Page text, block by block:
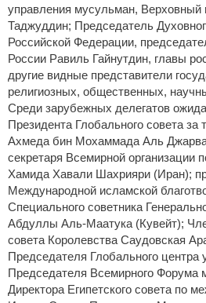
управления мусульман, Верховный
Таджуддин; Председатель
Российской Федерации,
России Равиль Гайнутдин, главы
другие видные представители
религиозных, общественных,
Среди зарубежных делегатов
Президента Глобального совета за
Ахмеда бин Мохаммада Аль
секретаря Всемирной организации
Хамида Хавали Шахрияри (Иран);
Международной исламской
Специального советника
Абдуллы Аль-Маатука (Кувейт);
совета Королевства Саудовская
Председателя Глобального центра
Председателя Всемирного
Директора Египетского совета по